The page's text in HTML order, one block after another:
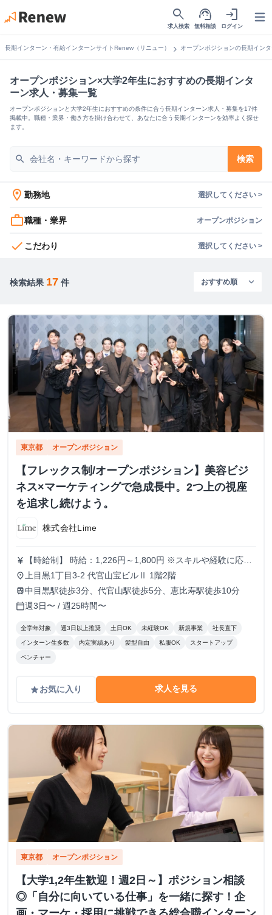
search
求人検索
support_agent
無料相談
login
ログイン
長期インターン・有給インターンサイトRenew（リニュー） chevron_right オープンポジションの長期イン
オープンポジション×大学2年生におすすめの長期インタ
ーン求人・募集一覧
オープンポジションと大学2年生におすすめの条件に合う長期インターン求人・募集を17件
掲載中。職種・業界・働き方を掛け合わせて、あなたに合う長期インターンを効率よく探せ
ます。
search 検索
location_on 勤務地 選択してください >
work_outline職種・業界 オープンポジション
check こだわり 選択してください >
検索結果 17 件
東京都 オープンポジション
【フレックス制/オープンポジション】美容ビジ
ネス×マーケティングで急成長中。2つ上の視座
を追求し続けよう。
株式会社Lime
currency_yen
【時給制】 時給：1,226円～1,800円 ※スキルや経験に応じ
て昇給します。 【月給制】 尚、フルコミットできる方は月
給制もご用意しております。 月給: 230,000円〜 ※毎月行う
評価面談により毎月昇給の可能性あり ※年間の昇給平均額
80,000円 <モデル月収> 260,000円 /入社6ヶ月 330,000
円 /入社1年 400,000円 /入社1年半 500,000円 /入社2年
place 上目黒1丁目3-2 代官山宝ビルⅡ 1階2階
train中目黒駅徒歩3分、代官山駅徒歩5分、恵比寿駅徒歩10分
calendar_today週3日〜 / 週25時間〜
全学年対象 週3日以上推奨 土日OK 未経験OK 新規事業 社長直下
インターン生多数 内定実績あり 髪型自由 私服OK スタートアップ
ベンチャー
gradeお気に入り 求人を見る
東京都 オープンポジション
【大学1,2年生歓迎！週2日～】ポジション相談
◎「自分に向いている仕事」を一緒に探す！企